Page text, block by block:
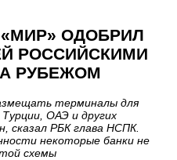
ОДОБРИЛ
РОССИЙСКИМИ
РУБЕЖОМ
терминалы для
ОАЭ и других
сказал РБК глава НСПК.
некоторые банки не
схемы